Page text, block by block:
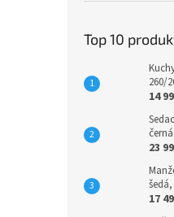
Top 10
260/
14
23
17